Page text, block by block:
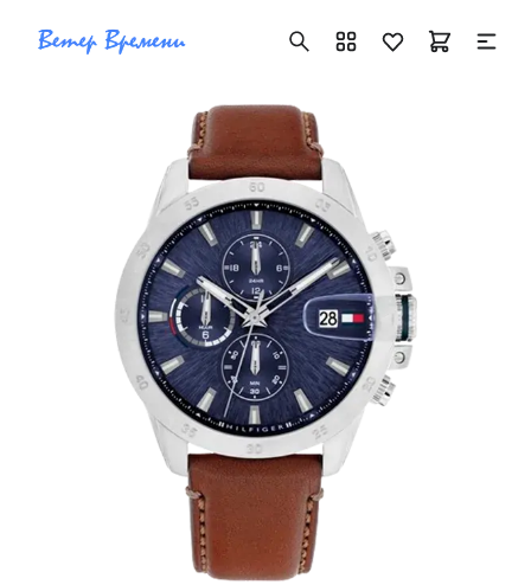
+7 ( 705 ) 181-42-50
info@vetervremeni.kz
Авторизация
Каталог
Мужские часы
Женские часы
Скидки